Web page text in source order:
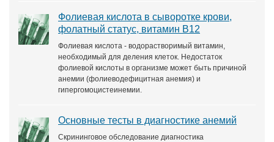
Фолиевая кислота в сыворотке крови,
фолатный статус, витамин В12
Фолиевая кислота - водорастворимый витамин,
необходимый для деления клеток. Недостаток
фолиевой кислоты в организме может быть причиной
анемии (фолиеводефицитная анемия) и
гипергомоцистеинемии.
Основные тесты в диагностике анемий
Скрининговое обследование диагностика